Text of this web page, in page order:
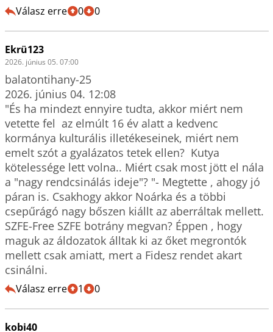
Válasz erre 0 0
Ekrü123
2026. június 05. 07:00
balatontihany-25
2026. június 04. 12:08
"És ha mindezt ennyire tudta, akkor miért nem
vetette fel  az elmúlt 16 év alatt a kedvenc
kormánya kulturális illetékeseinek, miért nem
emelt szót a gyalázatos tetek ellen?  Kutya
kötelessége lett volna.. Miért csak most jött el nála
a "nagy rendcsinálás ideje"? "- Megtette , ahogy jó
páran is. Csakhogy akkor Noárka és a többi
csepűrágó nagy bőszen kiállt az aberráltak mellett.
SZFE-Free SZFE botrány megvan? Éppen , hogy
maguk az áldozatok álltak ki az őket megrontók
mellett csak amiatt, mert a Fidesz rendet akart
csinálni.
Válasz erre 1 0
kobi40